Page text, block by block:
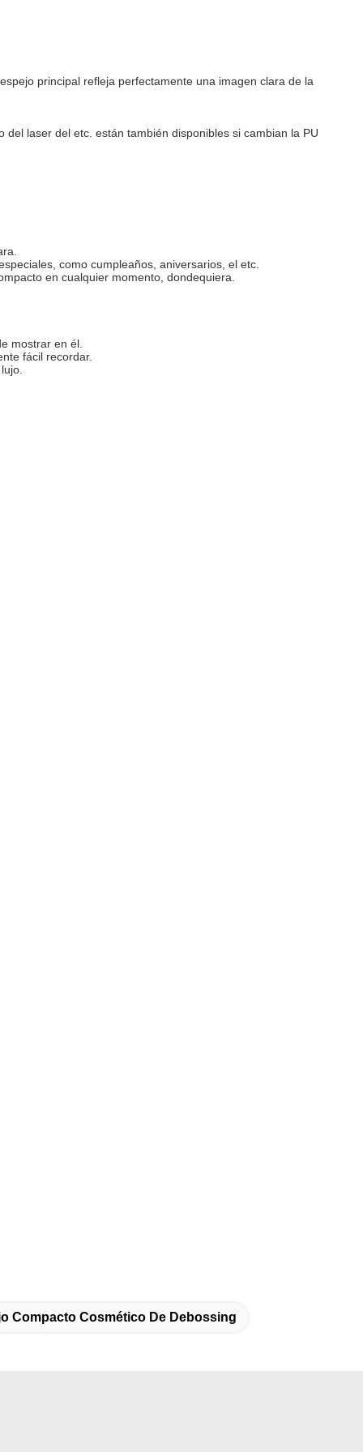
principal refleja perfectamente una imagen clara de la
laser del etc. están también disponibles si cambian la PU
como cumpleaños, aniversarios, el etc.
en cualquier momento, dondequiera.
mostrar en él.
fácil recordar.
Compacto Cosmético De Debossing